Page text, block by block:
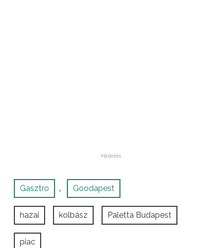
Gasztro , Goodapest
hazai kolbász Paletta Budapest
piac